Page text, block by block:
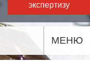
экспертизу
МЕНЮ